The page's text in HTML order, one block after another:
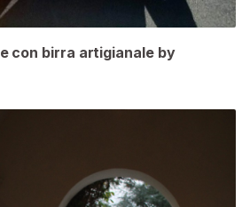
con birra artigianale by